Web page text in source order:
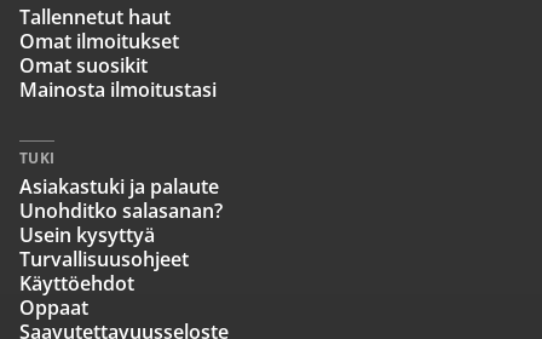
Tallennetut haut
Omat ilmoitukset
Omat suosikit
Mainosta ilmoitustasi
TUKI
Asiakastuki ja palaute
Unohditko salasanan?
Usein kysyttyä
Turvallisuusohjeet
Käyttöehdot
Oppaat
Saavutettavuusseloste